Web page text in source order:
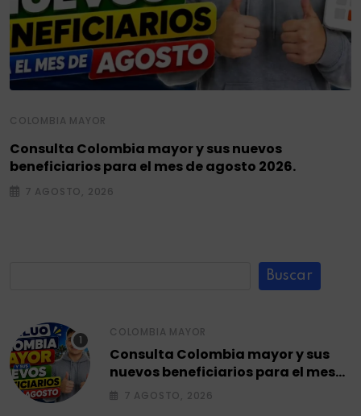
COLOMBIA MAYOR
Consulta Colombia mayor y sus nuevos
beneficiarios para el mes de agosto 2026.
7 AGOSTO, 2026
Buscar
COLOMBIA MAYOR
Consulta Colombia mayor y sus
nuevos beneficiarios para el mes
de agosto 2026.
7 AGOSTO, 2026